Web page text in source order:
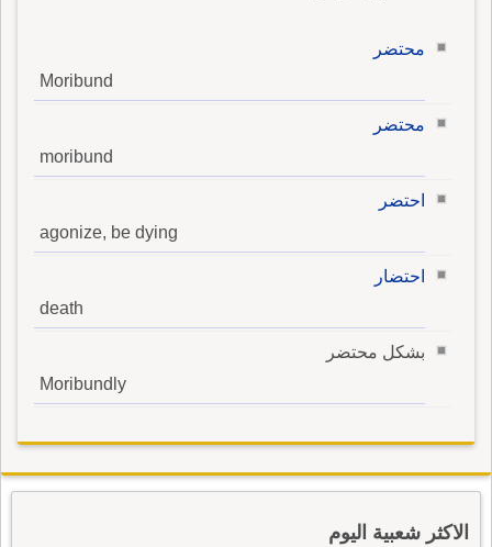
محتضر
Moribund
محتضر
moribund
احتضر
agonize, be dying
احتضار
death
بشكل محتضر
Moribundly
الاكثر شعبية اليوم